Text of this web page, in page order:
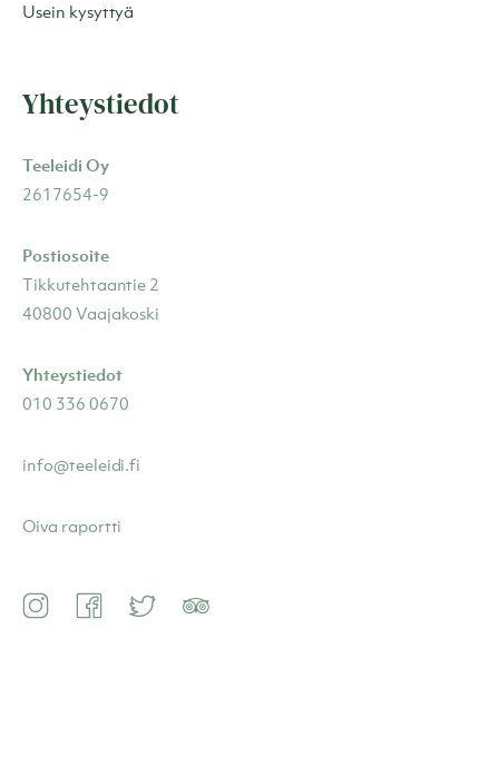
Usein kysyttyä
Yhteystiedot
Teeleidi Oy
2617654-9
Postiosoite
Tikkutehtaantie 2
40800 Vaajakoski
Yhteystiedot
010 336 0670
info@teeleidi.fi
Oiva raportti
InstagramFacebookTwitter TripAdvisor